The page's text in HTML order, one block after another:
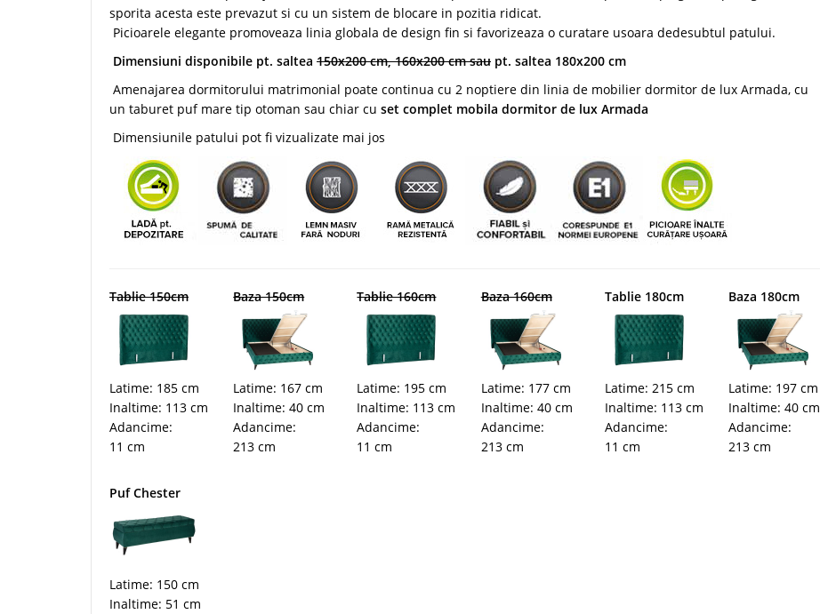
sporita acesta este prevazut si cu un sistem de blocare in pozitia ridicat.
Picioarele elegante promoveaza linia globala de design fin si favorizeaza o curatare usoara dedesubtul patului.
Dimensiuni disponibile pt. saltea 150x200 cm, 160x200 cm sau pt. saltea 180x200 cm
Amenajarea dormitorului matrimonial poate continua cu 2 noptiere din linia de mobilier dormitor de lux Armada, cu
un taburet puf mare tip otoman sau chiar cu set complet mobila dormitor de lux Armada
Dimensiunile patului pot fi vizualizate mai jos
Tablie 150cm
Latime: 185 cm
Inaltime: 113 cm
Adancime:
11 cm
Baza 150cm
Latime: 167 cm
Inaltime: 40 cm
Adancime:
213 cm
Tablie 160cm
Latime: 195 cm
Inaltime: 113 cm
Adancime:
11 cm
Baza 160cm
Latime: 177 cm
Inaltime: 40 cm
Adancime:
213 cm
Tablie 180cm
Latime: 215 cm
Inaltime: 113 cm
Adancime:
11 cm
Baza 180cm
Latime: 197 cm
Inaltime: 40 cm
Adancime:
213 cm
Puf Chester
Latime: 150 cm
Inaltime: 51 cm